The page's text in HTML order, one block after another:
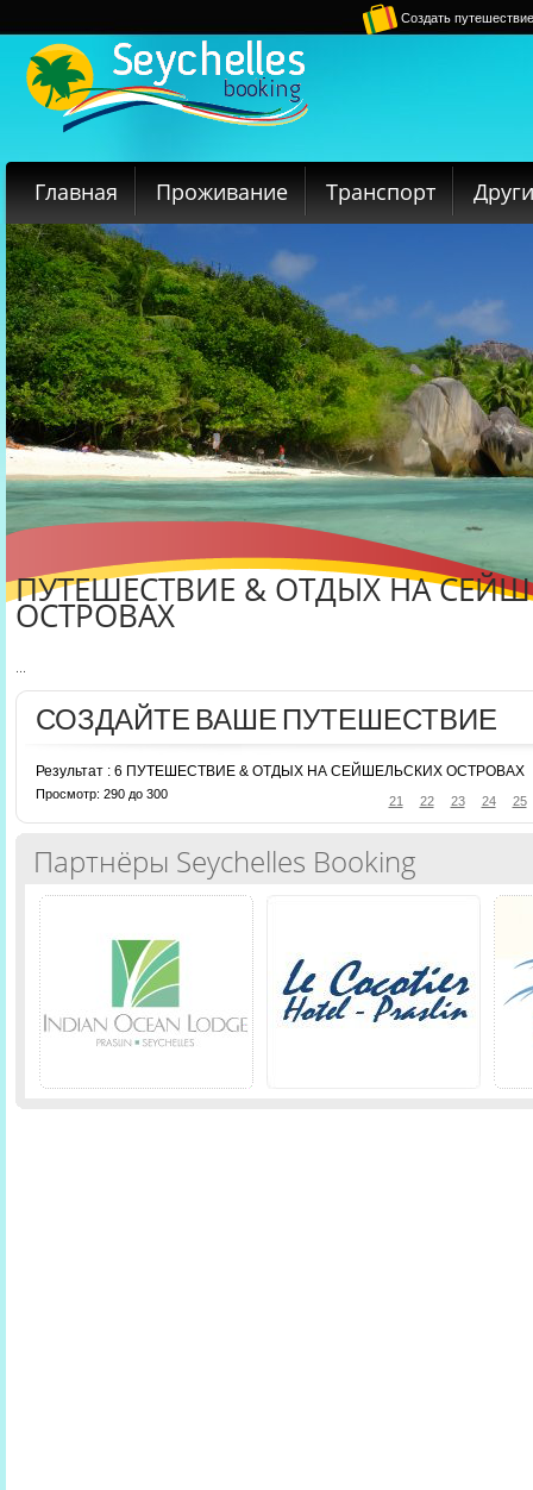
Создать
Главная Проживание Транспорт
ПУТЕШЕСТВИЕ & ОТДЫХ НА
ОСТРОВАХ
...
СОЗДАЙТЕ ВАШЕ ПУТЕШЕСТВИЕ
Результат : 6 ПУТЕШЕСТВИЕ & ОТДЫХ НА СЕЙШЕЛЬСКИХ ОСТРОВАХ
21 22 23 24 25
Просмотр: 290 до 300
Партнёры Seychelles Booking